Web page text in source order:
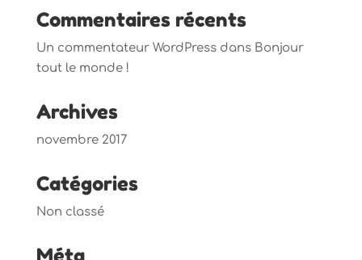
Commentaires récents
Un commentateur WordPressdans Bonjour
tout le monde !
Archives
novembre 2017
Catégories
Non classé